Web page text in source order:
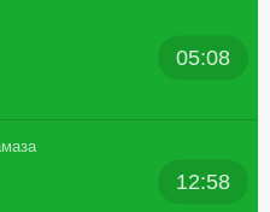
05:08
12:58